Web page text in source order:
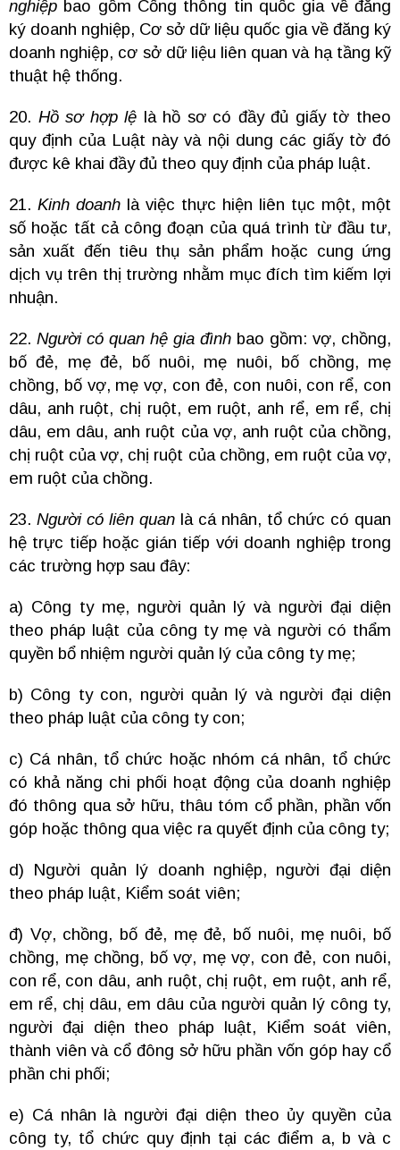
nghiệp bao gồm Cổng thông tin quốc gia về đăng
ký doanh nghiệp, Cơ sở dữ liệu quốc gia về đăng ký
doanh nghiệp, cơ sở dữ liệu liên quan và hạ tầng kỹ
thuật hệ thống.
20. Hồ sơ hợp lệ là hồ sơ có đầy đủ giấy tờ theo
quy định của Luật này và nội dung các giấy tờ đó
được kê khai đầy đủ theo quy định của pháp luật.
21. Kinh doanh là việc thực hiện liên tục một, một
số hoặc tất cả công đoạn của quá trình từ đầu tư,
sản xuất đến tiêu thụ sản phẩm hoặc cung ứng
dịch vụ trên thị trường nhằm mục đích tìm kiếm lợi
nhuận.
22. Người có quan hệ gia đình bao gồm: vợ, chồng,
bố đẻ, mẹ đẻ, bố nuôi, mẹ nuôi, bố chồng, mẹ
chồng, bố vợ, mẹ vợ, con đẻ, con nuôi, con rể, con
dâu, anh ruột, chị ruột, em ruột, anh rể, em rể, chị
dâu, em dâu, anh ruột của vợ, anh ruột của chồng,
chị ruột của vợ, chị ruột của chồng, em ruột của vợ,
em ruột của chồng.
23. Người có liên quan là cá nhân, tổ chức có quan
hệ trực tiếp hoặc gián tiếp với doanh nghiệp trong
các trường hợp sau đây:
a) Công ty mẹ, người quản lý và người đại diện
theo pháp luật của công ty mẹ và người có thẩm
quyền bổ nhiệm người quản lý của công ty mẹ;
b) Công ty con, người quản lý và người đại diện
theo pháp luật của công ty con;
c) Cá nhân, tổ chức hoặc nhóm cá nhân, tổ chức
có khả năng chi phối hoạt động của doanh nghiệp
đó thông qua sở hữu, thâu tóm cổ phần, phần vốn
góp hoặc thông qua việc ra quyết định của công ty;
d) Người quản lý doanh nghiệp, người đại diện
theo pháp luật, Kiểm soát viên;
đ) Vợ, chồng, bố đẻ, mẹ đẻ, bố nuôi, mẹ nuôi, bố
chồng, mẹ chồng, bố vợ, mẹ vợ, con đẻ, con nuôi,
con rể, con dâu, anh ruột, chị ruột, em ruột, anh rể,
em rể, chị dâu, em dâu của người quản lý công ty,
người đại diện theo pháp luật, Kiểm soát viên,
thành viên và cổ đông sở hữu phần vốn góp hay cổ
phần chi phối;
e) Cá nhân là người đại diện theo ủy quyền của
công ty, tổ chức quy định tại các điểm a, b và c